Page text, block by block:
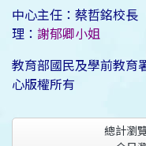
中心主任：蔡哲銘校
理： 謝郁卿小姐
教育部國民及學前教育
心版權所有
總計瀏